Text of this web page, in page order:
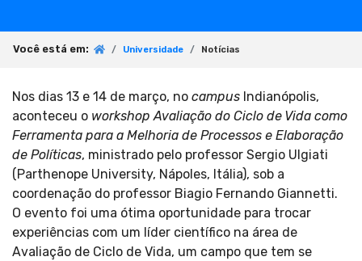
Você está em: Universidade Notícias
Nos dias 13 e 14 de março, no campus Indianópolis,
aconteceu o workshop Avaliação do Ciclo de Vida como
Ferramenta para a Melhoria de Processos e Elaboração
de Políticas, ministrado pelo professor Sergio Ulgiati
(Parthenope University, Nápoles, Itália), sob a
coordenação do professor Biagio Fernando Giannetti.
O evento foi uma ótima oportunidade para trocar
experiências com um líder científico na área de
Avaliação de Ciclo de Vida, um campo que tem se